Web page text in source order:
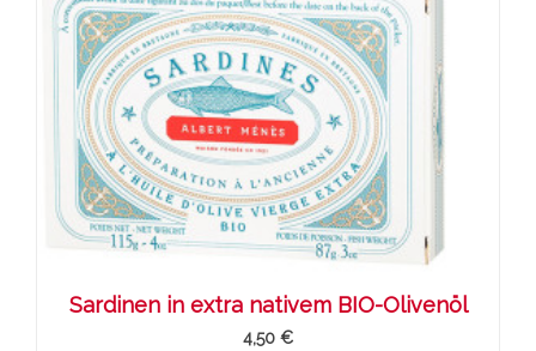
Sardinen in extra nativem BIO-Olivenöl
4,50 €